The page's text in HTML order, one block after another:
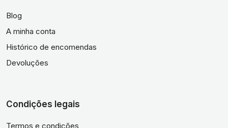
Blog
A minha conta
Histórico de encomendas
Devoluções
Condições legais
Termos e condições